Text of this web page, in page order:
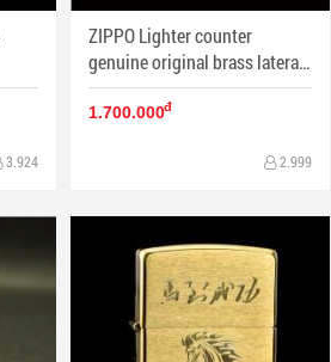
3.924
ZIPPO Lighter counter
genuine original brass lateral
skull danger signs
1.700.000đ
2.999